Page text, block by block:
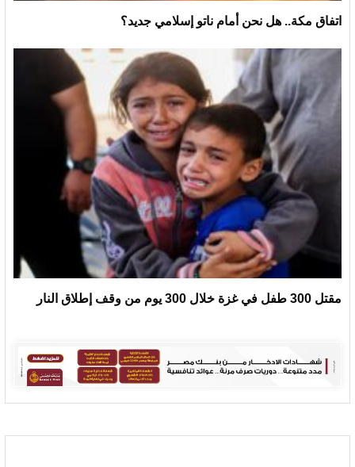
اتفاق مكة.. هل نحن أمام ناتو إسلامي جديد؟
مقتل 300 طفل في غزة خلال 300 يوم من وقف إطلاق النار